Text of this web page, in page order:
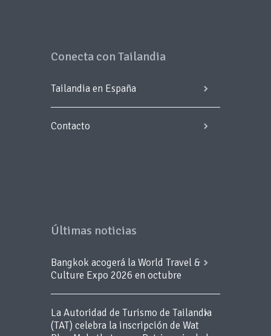
Conecta con Tailandia
Tailandia en España
Contacto
Últimas noticias
Bangkok acogerá la World Travel &
Culture Expo 2026 en octubre
La Autoridad de Turismo de Tailandia
(TAT) celebra la inscripción de Wat